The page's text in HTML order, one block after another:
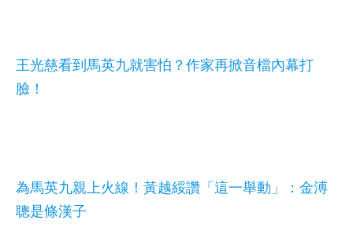
王光慈看到馬英九就害怕？作家再掀音檔內幕打
臉！
為馬英九親上火線！黃越綏讚「這一舉動」：金溥
聰是條漢子